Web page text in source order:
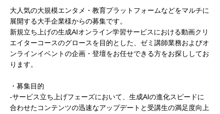
大人気の大規模エンタメ・教育プラットフォームなどをマルチに
展開する大手企業様からの募集です。
新規立ち上げの生成AIオンライン学習サービスにおける動画クリ
エイターコースのグロースを目的とした、ゼミ講師業務およびオ
ンラインイベントの企画・登壇をお任せできる方をお探ししてお
ります。
・募集目的
-サービス立ち上げフェーズにおいて、生成AIの進化スピードに
合わせたコンテンツの迅速なアップデートと受講生の満足度向上